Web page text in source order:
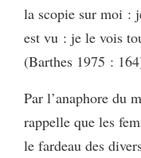
la scopie sur moi :
est vu : je le vois
(Barthes 1975 :
Par l’anaphore du
rappelle que les
le fardeau des